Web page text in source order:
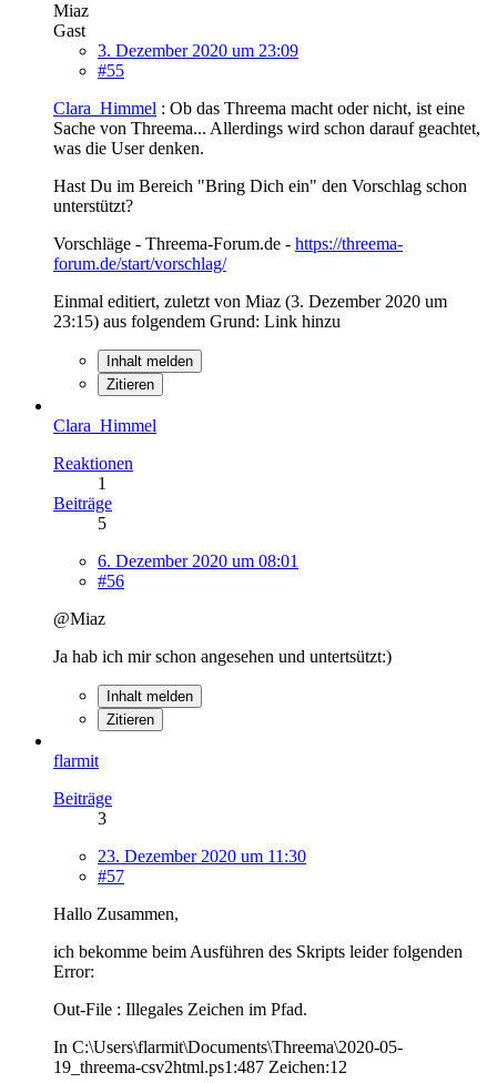
Miaz
Gast
3. Dezember 2020 um 23:09
#55
Clara_Himmel : Ob das Threema macht oder nicht, ist eine
Sache von Threema... Allerdings wird schon darauf geachtet,
was die User denken.
Hast Du im Bereich "Bring Dich ein" den Vorschlag schon
unterstützt?
Vorschläge - Threema-Forum.de - https://threema-
forum.de/start/vorschlag/
Einmal editiert, zuletzt von Miaz (3. Dezember 2020 um
23:15) aus folgendem Grund: Link hinzu
Inhalt melden
Zitieren
Clara_Himmel
Reaktionen
1
Beiträge
5
6. Dezember 2020 um 08:01
#56
@Miaz
Ja hab ich mir schon angesehen und untertsützt:)
Inhalt melden
Zitieren
flarmit
Beiträge
3
23. Dezember 2020 um 11:30
#57
Hallo Zusammen,
ich bekomme beim Ausführen des Skripts leider folgenden
Error:
Out-File : Illegales Zeichen im Pfad.
In C:\Users\flarmit\Documents\Threema\2020-05-
19_threema-csv2html.ps1:487 Zeichen:12